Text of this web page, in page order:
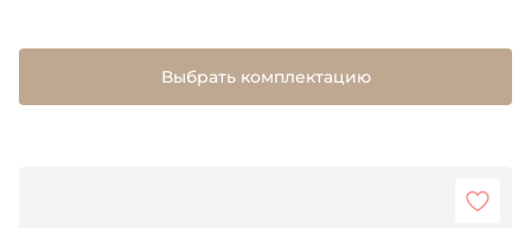
Выбрать комплектацию